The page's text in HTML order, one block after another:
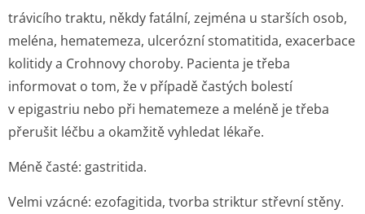
trávicího traktu, někdy fatální, zejména u starších osob,
meléna, hematemeza, ulcerózní stomatitida, exacerbace
kolitidy a Crohnovy choroby. Pacienta je třeba
informovat o tom, že v případě častých bolestí
v epigastriu nebo při hematemeze a meléně je třeba
přerušit léčbu a okamžitě vyhledat lékaře.
Méně časté: gastritida.
Velmi vzácné: ezofagitida, tvorba striktur střevní stěny.